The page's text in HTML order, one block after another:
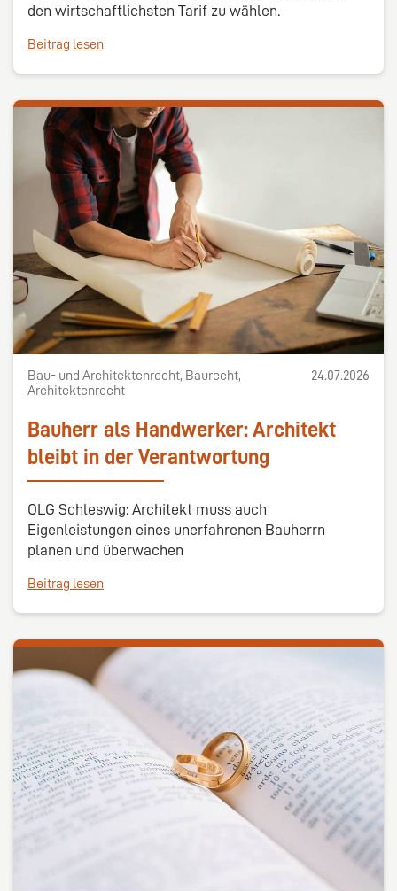
den wirtschaftlichsten Tarif zu wählen.
Beitrag lesen
Bau- und Architektenrecht, Baurecht,
Architektenrecht
24.07.2026
Bauherr als Handwerker: Architekt
bleibt in der Verantwortung
OLG Schleswig: Architekt muss auch
Eigenleistungen eines unerfahrenen Bauherrn
planen und überwachen
Beitrag lesen